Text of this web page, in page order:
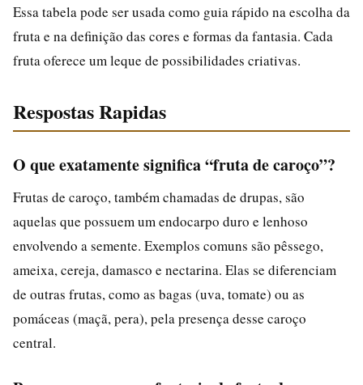
Essa tabela pode ser usada como guia rápido na escolha da
fruta e na definição das cores e formas da fantasia. Cada
fruta oferece um leque de possibilidades criativas.
Respostas Rapidas
O que exatamente significa “fruta de caroço”?
Frutas de caroço, também chamadas de drupas, são
aquelas que possuem um endocarpo duro e lenhoso
envolvendo a semente. Exemplos comuns são pêssego,
ameixa, cereja, damasco e nectarina. Elas se diferenciam
de outras frutas, como as bagas (uva, tomate) ou as
pomáceas (maçã, pera), pela presença desse caroço
central.